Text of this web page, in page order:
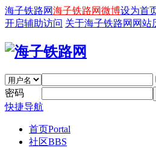
海子铁路网海子铁路网微博设为首
开启辅助访问 关于海子铁路网 网站
密码
快捷导航
首页Portal
社区BBS